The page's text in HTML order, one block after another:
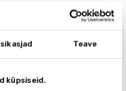
Teave
küpsiseid.
bioloogia, keemia,
ajalugu,